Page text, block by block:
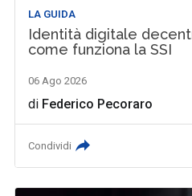
LA GUIDA
Identità digitale
come funziona la SSI
06 Ago 2026
di Federico Pecoraro
Condividi